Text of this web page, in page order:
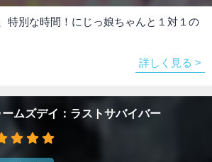
特別な時間！にじっ娘ちゃんと１対１の
詳しく見る >
ームズデイ：ラストサバイバー